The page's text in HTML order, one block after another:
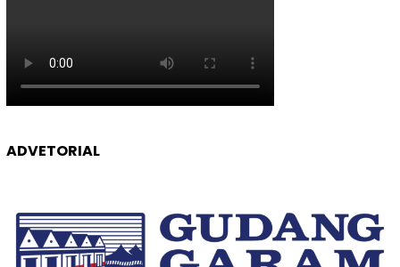
ADVETORIAL